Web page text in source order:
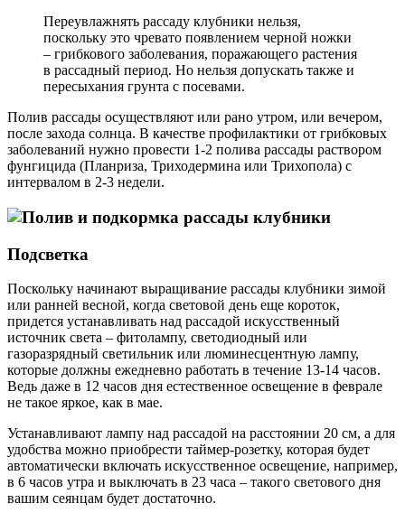
Переувлажнять рассаду клубники нельзя,
поскольку это чревато появлением черной ножки
– грибкового заболевания, поражающего растения
в рассадный период. Но нельзя допускать также и
пересыхания грунта с посевами.
Полив рассады осуществляют или рано утром, или вечером,
после захода солнца. В качестве профилактики от грибковых
заболеваний нужно провести 1-2 полива рассады раствором
фунгицида (Планриза, Триходермина или Трихопола) с
интервалом в 2-3 недели.
Подсветка
Поскольку начинают выращивание рассады клубники зимой
или ранней весной, когда световой день еще короток,
придется устанавливать над рассадой искусственный
источник света – фитолампу, светодиодный или
газоразрядный светильник или люминесцентную лампу,
которые должны ежедневно работать в течение 13-14 часов.
Ведь даже в 12 часов дня естественное освещение в феврале
не такое яркое, как в мае.
Устанавливают лампу над рассадой на расстоянии 20 см, а для
удобства можно приобрести таймер-розетку, которая будет
автоматически включать искусственное освещение, например,
в 6 часов утра и выключать в 23 часа – такого светового дня
вашим сеянцам будет достаточно.